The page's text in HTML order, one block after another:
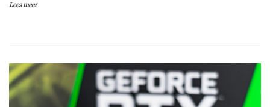
Lees meer